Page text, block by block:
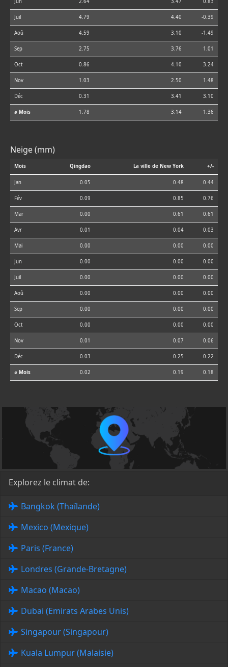
Jun 2.64 3.47 0.83
Juil 4.79 4.40 -0.39
Aoû 4.59 3.10 -1.49
Sep 2.75 3.76 1.01
Oct 0.86 4.10 3.24
Nov 1.03 2.50 1.48
Déc 0.31 3.41 3.10
⌀ Mois 1.78 3.14 1.36
Neige (mm)
Mois Qingdao La ville de New York +/-
Jan 0.05 0.48 0.44
Fév 0.09 0.85 0.76
Mar 0.00 0.61 0.61
Avr 0.01 0.04 0.03
Mai 0.00 0.00 0.00
Jun 0.00 0.00 0.00
Juil 0.00 0.00 0.00
Aoû 0.00 0.00 0.00
Sep 0.00 0.00 0.00
Oct 0.00 0.00 0.00
Nov 0.01 0.07 0.06
Déc 0.03 0.25 0.22
⌀ Mois 0.02 0.19 0.18
Explorez le climat de:
Bangkok (Thaïlande)
Mexico (Mexique)
Paris (France)
Londres (Grande-Bretagne)
Macao (Macao)
Dubai (Emirats Arabes Unis)
Singapour (Singapour)
Kuala Lumpur (Malaisie)